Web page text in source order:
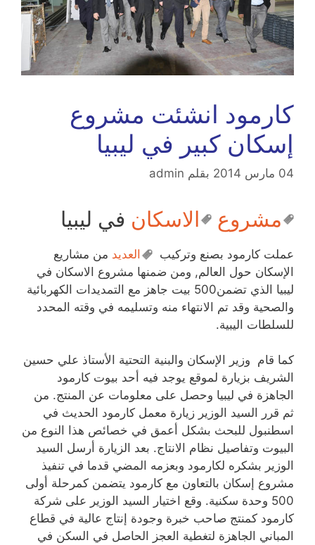
كارمود انشئت مشروع
إسكان كبير في ليبيا
04 مارس 2014 بقلم admin
مشروع الاسكان في ليبيا
عملت كارمود بصنع وتركيب العديد من مشاريع
الإسكان حول العالم, ومن ضمنها مشروع الاسكان في
ليبيا الذي تضمن500 بيت جاهز مع التمديدات الكهربائية
والصحية وقد تم الانتهاء منه وتسليمه في وقته المحدد
للسلطات اليبية.
كما قام وزير الإسكان والبنية التحتية الأستاذ علي حسين
الشريف بزيارة لموقع يوجد فيه أحد بيوت كارمود
الجاهزة في ليبيا وحصل على معلومات عن المنتج. من
ثم قرر السيد الوزير زيارة معمل كارمود الحديث في
اسطنبول للبحث بشكل أعمق في خصائص هذا النوع من
البيوت وتفاصيل نظام الانتاج. بعد الزيارة أرسل السيد
الوزير بشكره لكارمود وبعزمه المضي قدما في تنفيذ
مشروع إسكان بالتعاون مع كارمود يتضمن كمرحلة أولى
500 وحدة سكنية. وقع اختيار السيد الوزير على شركة
كارمود كمنتج صاحب خبرة وجودة إنتاج عالية في قطاع
المباني الجاهزة لتغطية العجز الحاصل في السكن في